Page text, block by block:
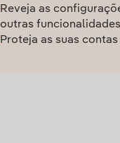
Reveja as
outras
Proteja as suas